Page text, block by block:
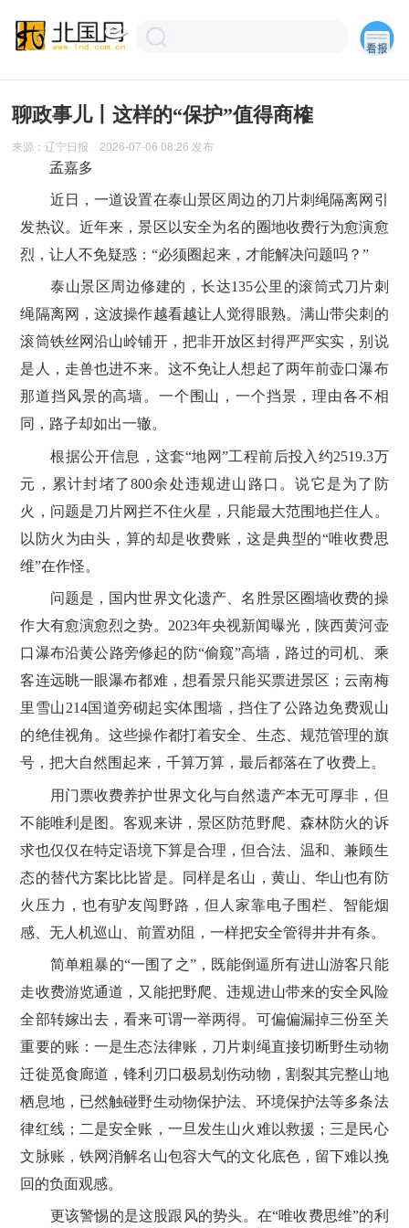
聊政事儿丨这样的“保护”值得商榷
来源：辽宁日报 2026-07-06 08:26 发布
孟嘉多
近日，一道设置在泰山景区周边的刀片刺绳隔离网引
发热议。近年来，景区以安全为名的圈地收费行为愈演愈
烈，让人不免疑惑：“必须圈起来，才能解决问题吗？”
泰山景区周边修建的，长达135公里的滚筒式刀片刺
绳隔离网，这波操作越看越让人觉得眼熟。满山带尖刺的
滚筒铁丝网沿山岭铺开，把非开放区封得严严实实，别说
是人，走兽也进不来。这不免让人想起了两年前壶口瀑布
那道挡风景的高墙。一个围山，一个挡景，理由各不相
同，路子却如出一辙。
根据公开信息，这套“地网”工程前后投入约2519.3万
元，累计封堵了800余处违规进山路口。说它是为了防
火，问题是刀片网拦不住火星，只能最大范围地拦住人。
以防火为由头，算的却是收费账，这是典型的“唯收费思
维”在作怪。
问题是，国内世界文化遗产、名胜景区圈墙收费的操
作大有愈演愈烈之势。2023年央视新闻曝光，陕西黄河壶
口瀑布沿黄公路旁修起的防“偷窥”高墙，路过的司机、乘
客连远眺一眼瀑布都难，想看景只能买票进景区；云南梅
里雪山214国道旁砌起实体围墙，挡住了公路边免费观山
的绝佳视角。这些操作都打着安全、生态、规范管理的旗
号，把大自然围起来，千算万算，最后都落在了收费上。
用门票收费养护世界文化与自然遗产本无可厚非，但
不能唯利是图。客观来讲，景区防范野爬、森林防火的诉
求也仅仅在特定语境下算是合理，但合法、温和、兼顾生
态的替代方案比比皆是。同样是名山，黄山、华山也有防
火压力，也有驴友闯野路，但人家靠电子围栏、智能烟
感、无人机巡山、前置劝阻，一样把安全管得井井有条。
简单粗暴的“一围了之”，既能倒逼所有进山游客只能
走收费游览通道，又能把野爬、违规进山带来的安全风险
全部转嫁出去，看来可谓一举两得。可偏偏漏掉三份至关
重要的账：一是生态法律账，刀片刺绳直接切断野生动物
迁徙觅食廊道，锋利刃口极易划伤动物，割裂其完整山地
栖息地，已然触碰野生动物保护法、环境保护法等多条法
律红线；二是安全账，一旦发生山火难以救援；三是民心
文脉账，铁网消解名山包容大气的文化底色，留下难以挽
回的负面观感。
更该警惕的是这股跟风的势头。在“唯收费思维”的利